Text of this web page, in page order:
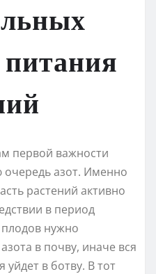
питания
первой важности
очередь азот. Именно
растений активно
в период
нужно
в почву, иначе вся
уйдет в ботву. В тот